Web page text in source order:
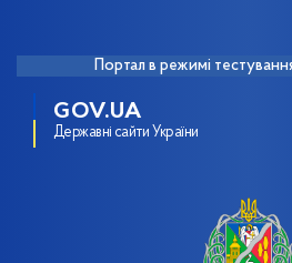
Портал в режимі
GOV.UA
Державні сайти України